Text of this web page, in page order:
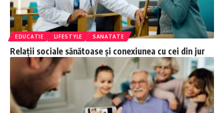
EDUCATIE LIFESTYLE SANATATE
Relații sociale sănătoase și conexiunea cu cei din jur